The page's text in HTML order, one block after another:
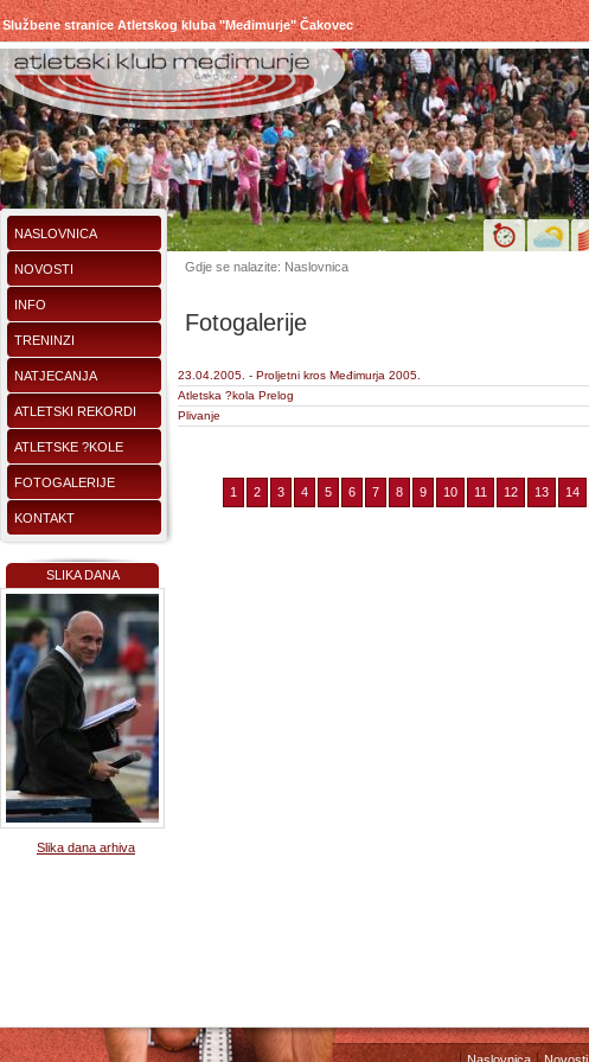
Službene stranice Atletskog kluba "Međimurje" Čakovec
NASLOVNICA
NOVOSTI
INFO
TRENINZI
NATJECANJA
ATLETSKI REKORDI
ATLETSKE ?KOLE
FOTOGALERIJE
KONTAKT
SLIKA DANA
Slika dana arhiva
Gdje se nalazite: Naslovnica
Fotogalerije
23.04.2005. - Proljetni kros Međimurja 2005.
Atletska ?kola Prelog
Plivanje
1 2 3 4 5 6 7 8 9 10 11 12 13 14